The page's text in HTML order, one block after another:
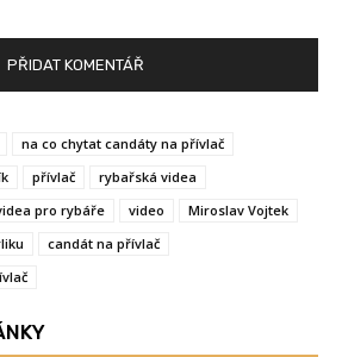
na co chytat candáty na přívlač
přívlač
rybařská videa
pro rybáře video
Miroslav Vojtek
candát na přívlač